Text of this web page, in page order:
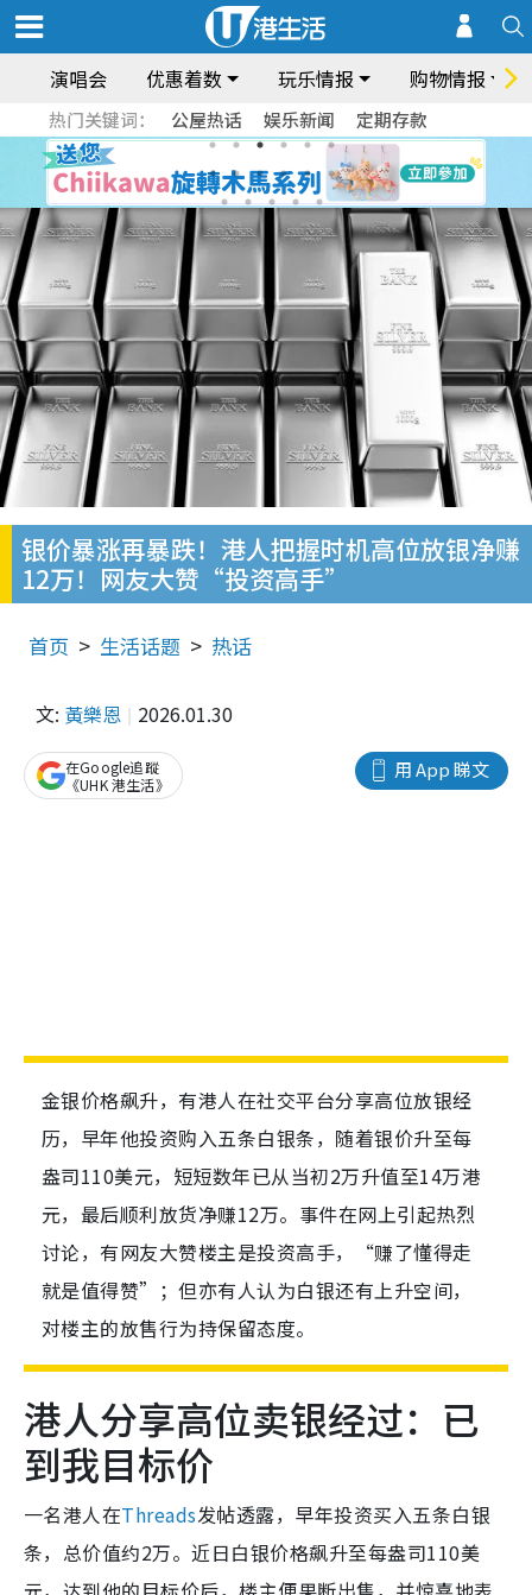
演唱会 优惠着数 玩乐情报 购物情报
热门关键词： 公屋热话 娱乐新闻 定期存款
银价暴涨再暴跌！港人把握时机高位放银净赚
12万！网友大赞“投资高手”
首页 生活话题 热话
文: 黃樂恩 2026.01.30
用 App 睇文
在Google追蹤
《UHK 港生活》
金银价格飙升，有港人在社交平台分享高位放银经
历，早年他投资购入五条白银条，随着银价升至每
盎司110美元，短短数年已从当初2万升值至14万港
元，最后顺利放货净赚12万。事件在网上引起热烈
讨论，有网友大赞楼主是投资高手，“赚了懂得走
就是值得赞”；但亦有人认为白银还有上升空间，
对楼主的放售行为持保留态度。
港人分享高位卖银经过：已
到我目标价
一名港人在Threads发帖透露，早年投资买入五条白银
条，总价值约2万。近日白银价格飙升至每盎司110美